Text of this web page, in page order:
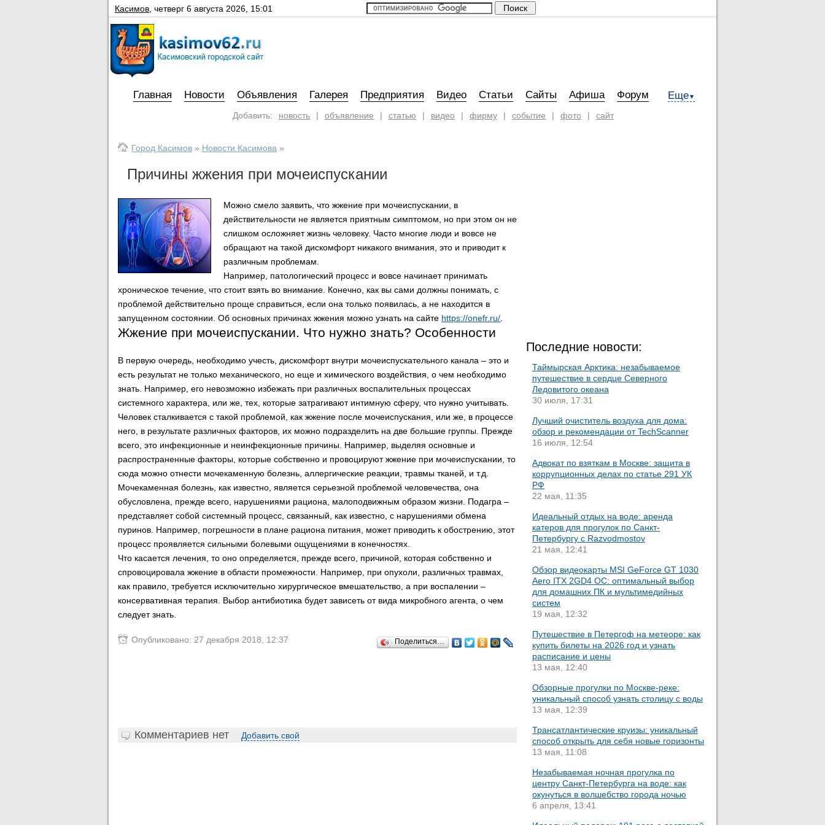
Касимов четверг 6 августа 2026, 15:01
Главная Новости Объявления Галерея Предприятия Видео Статьи Сайты Афиша Форум Еще▼
Добавить: новость | объявление | статью | видео | фирму | событие | фото | сайт
Город Касимов » Новости Касимова »
Причины жжения при мочеиспускании
Можно смело заявить, что жжение при мочеиспускании, в
действительности не является приятным симптомом, но при этом он не
слишком осложняет жизнь человеку. Часто многие люди и вовсе не
обращают на такой дискомфорт никакого внимания, это и приводит к
различным проблемам.
Например, патологический процесс и вовсе начинает принимать
хроническое течение, что стоит взять во внимание. Конечно, как вы сами должны понимать, с
проблемой действительно проще справиться, если она только появилась, а не находится в
запущенном состоянии. Об основных причинах жжения можно узнать на сайте https://onefr.ru/
Жжение при мочеиспускании. Что нужно знать? Особенности
В первую очередь, необходимо учесть, дискомфорт внутри мочеиспускательного канала – это и
есть результат не только механического, но еще и химического воздействия, о чем необходимо
знать. Например, его невозможно избежать при различных воспалительных процессах
системного характера, или же, тех, которые затрагивают интимную сферу, что нужно учитывать.
Человек сталкивается с такой проблемой, как жжение после мочеиспускания, или же, в процессе
него, в результате различных факторов, их можно подразделить на две большие группы. Прежде
всего, это инфекционные и неинфекционные причины. Например, выделяя основные и
распространенные факторы, которые собственно и провоцируют жжение при мочеиспускании, то
сюда можно отнести мочекаменную болезнь, аллергические реакции, травмы тканей, и т.д.
Мочекаменная болезнь, как известно, является серьезной проблемой человечества, она
обусловлена, прежде всего, нарушениями рациона, малоподвижным образом жизни. Подагра –
представляет собой системный процесс, связанный, как известно, с нарушениями обмена
пуринов. Например, погрешности в плане рациона питания, может приводить к обострению, этот
процесс проявляется сильными болевыми ощущениями в конечностях.
Что касается лечения, то оно определяется, прежде всего, причиной, которая собственно и
спровоцировала жжение в области промежности. Например, при опухоли, различных травмах,
как правило, требуется исключительно хирургическое вмешательство, а при воспалении –
консервативная терапия. Выбор антибиотика будет зависеть от вида микробного агента, о чем
следует знать.
Опубликовано: 27 декабря 2018, 12:37 Поделиться…
Комментариев нет Добавить свой
Последние новости:
Таймырская Арктика: незабываемое
путешествие в сердце Северного
Ледовитого океана
30 июля, 17:31
Лучший очиститель воздуха для дома:
обзор и рекомендации от TechScanner
16 июля, 12:54
Адвокат по взяткам в Москве: защита в
коррупционных делах по статье 291 УК
РФ
22 мая, 11:35
Идеальный отдых на воде: аренда
катеров для прогулок по Санкт-
Петербургу с Razvodmostov
21 мая, 12:41
Обзор видеокарты MSI GeForce GT 1030
Aero ITX 2GD4 OC: оптимальный выбор
для домашних ПК и мультимедийных
систем
19 мая, 12:32
Путешествие в Петергоф на метеоре: как
купить билеты на 2026 год и узнать
расписание и цены
13 мая, 12:40
Обзорные прогулки по Москве-реке:
уникальный способ узнать столицу с воды
13 мая, 12:39
Трансатлантические круизы: уникальный
способ открыть для себя новые горизонты
13 мая, 11:08
Незабываемая ночная прогулка по
центру Санкт-Петербурга на воде: как
окунуться в волшебство города ночью
6 апреля, 13:41